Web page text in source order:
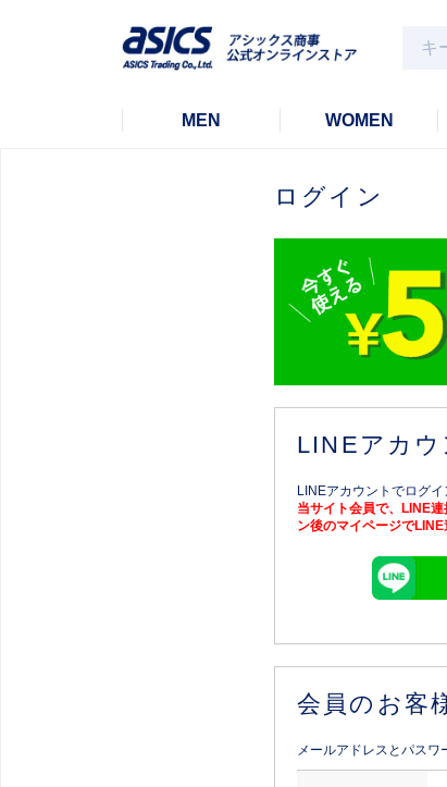
MEN WOMEN
ログイン
LINEアカ
LINEアカウントでログイ
当サイト会員で、LINE
ン後のマイページでLINE
会員のお客
メールアドレスとパスワ